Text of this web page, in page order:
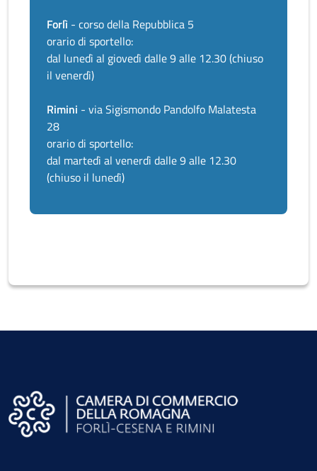
Forlì - corso della Repubblica 5
orario di sportello:
dal lunedì al giovedì dalle 9 alle 12.30 (chiuso
il venerdì)
Rimini - via Sigismondo Pandolfo Malatesta
28
orario di sportello:
dal martedì al venerdì dalle 9 alle 12.30
(chiuso il lunedì)